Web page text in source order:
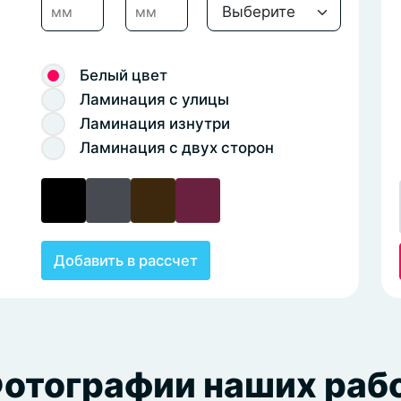
Белый цвет
Ламинация с улицы
Ламинация изнутри
Ламинация с двух сторон
Добавить в рассчет
наших